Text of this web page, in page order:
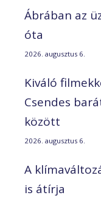
Ábrában az
óta
2026. augusztus 6.
Kiváló
Csendes
között
2026. augusztus 6.
A
is átírja